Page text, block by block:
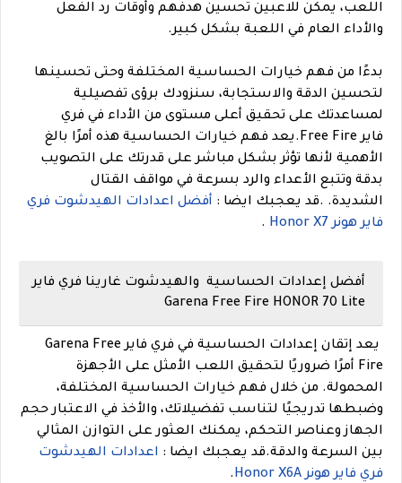
اللعب، يمكن للاعبين تحسين هدفهم وأوقات رد الفعل
والأداء العام في اللعبة بشكل كبير.
بدءًا من فهم خيارات الحساسية المختلفة وحتى تحسينها
لتحسين الدقة والاستجابة، سنزودك برؤى تفصيلية
لمساعدتك على تحقيق أعلى مستوى من الأداء في فري
فاير Free Fire.يعد فهم خيارات الحساسية هذه أمرًا بالغ
الأهمية لأنها تؤثر بشكل مباشر على قدرتك على التصويب
بدقة وتتبع الأعداء والرد بسرعة في مواقف القتال
الشديدة. .قد يعجبك ايضا : أفضل اعدادات الهيدشوت فري
فاير هونر Honor X7
.
أفضل إعدادات الحساسية والهيدشوت غارينا فري فاير
Garena Free Fire HONOR 70 Lite
يعد إتقان إعدادات الحساسية في فري فاير Garena Free
Fire أمرًا ضروريًا لتحقيق اللعب الأمثل على الأجهزة
المحمولة. من خلال فهم خيارات الحساسية المختلفة،
وضبطها تدريجيًا لتناسب تفضيلاتك، والأخذ في الاعتبار حجم
الجهاز وعناصر التحكم، يمكنك العثور على التوازن المثالي
بين السرعة والدقة.قد يعجبك ايضا : اعدادات الهيدشوت
فري فاير هونر Honor X6A
.